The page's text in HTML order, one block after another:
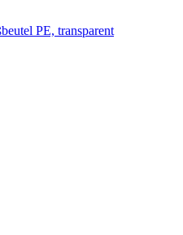
PE, transparent